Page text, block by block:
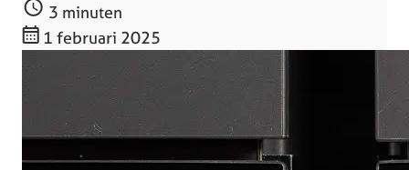
3 minuten
1 februari 2025